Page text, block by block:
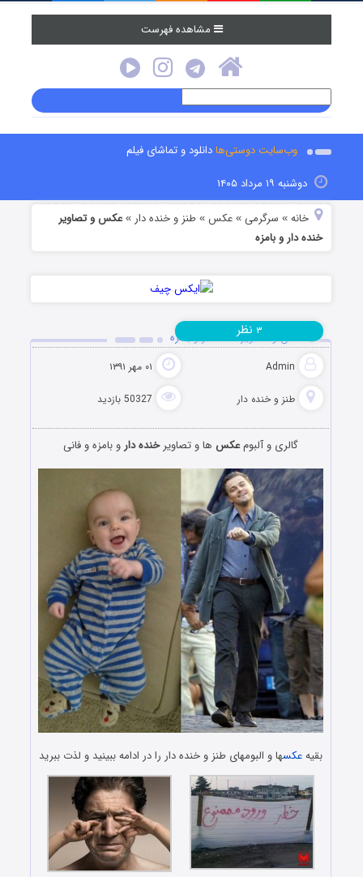
مشاهده فهرست
وب‌سایت دوستی‌هادانلود و تماشای فیلم
دوشنبه ۱۹ مرداد ۱۴۰۵
خانه » سرگرمی »عکس »طنز و خنده دار »عکس و تصاویر
خنده دار و بامزه
عکس و تصاویر خنده دار و بامزه
Admin ۰۱ مهر ۱۳۹۱
طنز و خنده دار 50327 بازدید
۳ نظر
گالری و آلبومعکس ها و تصاویرخنده دار و بامزه و فانی
بقیهعکسها و البومهای طنز و خنده دار را در ادامه ببینید و لذت ببرید